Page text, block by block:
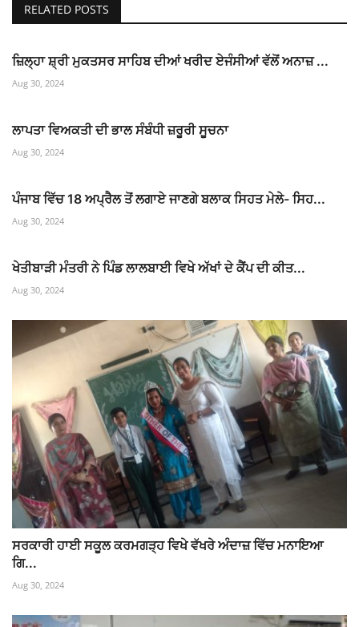
RELATED POSTS
ਜ਼ਿਲ੍ਹਾ ਸ਼੍ਰੀ ਮੁਕਤਸਰ ਸਾਹਿਬ ਦੀਆਂ ਖਰੀਦ ਏਜੰਸੀਆਂ ਵੱਲੋਂ ਅਨਾਜ਼ ...
Aug 30, 2024
ਲਾਪਤਾ ਵਿਅਕਤੀ ਦੀ ਭਾਲ ਸੰਬੰਧੀ ਜ਼ਰੂਰੀ ਸੂਚਨਾ
Aug 30, 2024
ਪੰਜਾਬ ਵਿੱਚ 18 ਅਪ੍ਰੈਲ ਤੋਂ ਲਗਾਏ ਜਾਣਗੇ ਬਲਾਕ ਸਿਹਤ ਮੇਲੇ- ਸਿਹ...
Aug 30, 2024
ਖੇਤੀਬਾੜੀ ਮੰਤਰੀ ਨੇ ਪਿੰਡ ਲਾਲਬਾਈ ਵਿਖੇ ਅੱਖਾਂ ਦੇ ਕੈਂਪ ਦੀ ਕੀਤ...
Aug 30, 2024
ਸਰਕਾਰੀ ਹਾਈ ਸਕੂਲ ਕਰਮਗੜ੍ਹ ਵਿਖੇ ਵੱਖਰੇ ਅੰਦਾਜ਼ ਵਿੱਚ ਮਨਾਇਆ
ਗਿ...
Aug 30, 2024